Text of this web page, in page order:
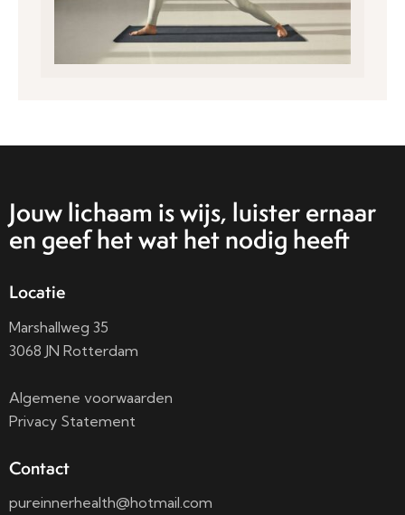
Jouw lichaam is wijs, luister ernaar
en geef het wat het nodig heeft
Locatie
Marshallweg 35
3068 JN Rotterdam
Algemene voorwaarden
Privacy Statement
Contact
pureinnerhealth@hotmail.com